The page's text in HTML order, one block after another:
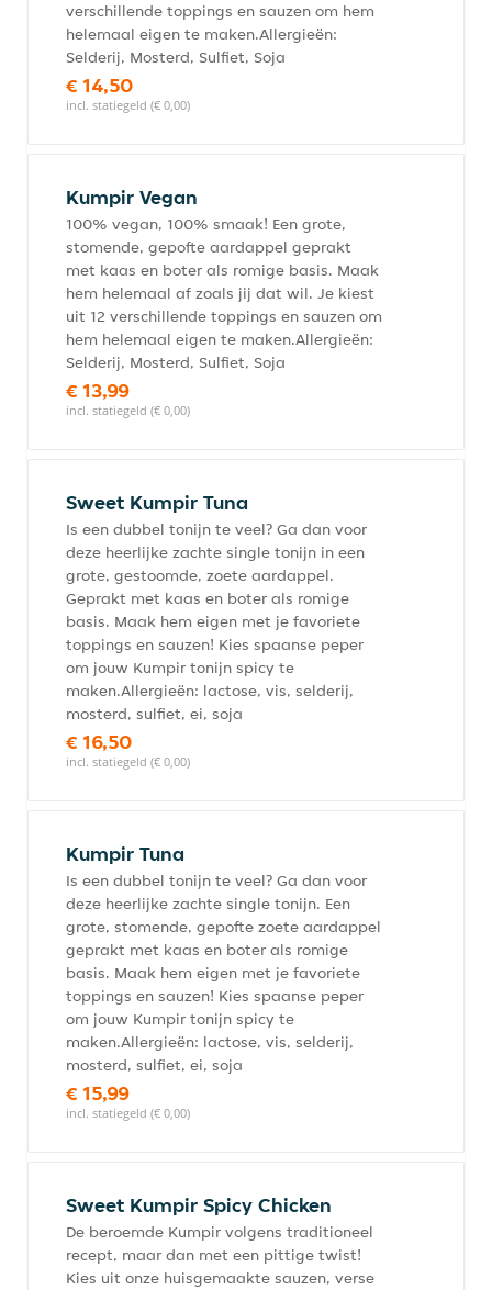
verschillende toppings en sauzen om hem
helemaal eigen te maken.Allergieën:
Selderij, Mosterd, Sulfiet, Soja
€ 14,50
incl. statiegeld (€ 0,00)
Kumpir Vegan
100% vegan, 100% smaak! Een grote,
stomende, gepofte aardappel geprakt
met kaas en boter als romige basis. Maak
hem helemaal af zoals jij dat wil. Je kiest
uit 12 verschillende toppings en sauzen om
hem helemaal eigen te maken.Allergieën:
Selderij, Mosterd, Sulfiet, Soja
€ 13,99
incl. statiegeld (€ 0,00)
Sweet Kumpir Tuna
Is een dubbel tonijn te veel? Ga dan voor
deze heerlijke zachte single tonijn in een
grote, gestoomde, zoete aardappel.
Geprakt met kaas en boter als romige
basis. Maak hem eigen met je favoriete
toppings en sauzen! Kies spaanse peper
om jouw Kumpir tonijn spicy te
maken.Allergieën: lactose, vis, selderij,
mosterd, sulfiet, ei, soja
€ 16,50
incl. statiegeld (€ 0,00)
Kumpir Tuna
Is een dubbel tonijn te veel? Ga dan voor
deze heerlijke zachte single tonijn. Een
grote, stomende, gepofte zoete aardappel
geprakt met kaas en boter als romige
basis. Maak hem eigen met je favoriete
toppings en sauzen! Kies spaanse peper
om jouw Kumpir tonijn spicy te
maken.Allergieën: lactose, vis, selderij,
mosterd, sulfiet, ei, soja
€ 15,99
incl. statiegeld (€ 0,00)
Sweet Kumpir Spicy Chicken
De beroemde Kumpir volgens traditioneel
recept, maar dan met een pittige twist!
Kies uit onze huisgemaakte sauzen, verse